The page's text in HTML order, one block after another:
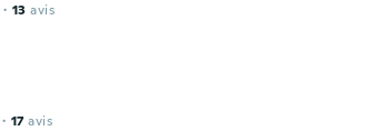
· 13 avis
· 17 avis